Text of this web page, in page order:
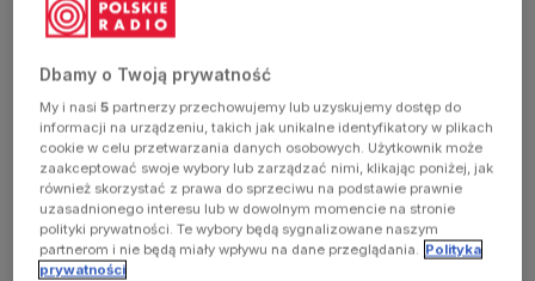
exception
has
occurred
(see the
browser
Dbamy o Twoją prywatność
My i nasi5 partnerzy przechowujemy lub uzyskujemy dostęp do
informacji na urządzeniu, takich jak unikalne identyfikatory w plikach
cookie w celu przetwarzania danych osobowych. Użytkownik może
zaakceptować swoje wybory lub zarządzać nimi, klikając poniżej, jak
również skorzystać z prawa do sprzeciwu na podstawie prawnie
uzasadnionego interesu lub w dowolnym momencie na stronie
polityki prywatności. Te wybory będą sygnalizowane naszym
partnerom i nie będą miały wpływu na dane przeglądania. Polityka
prywatności